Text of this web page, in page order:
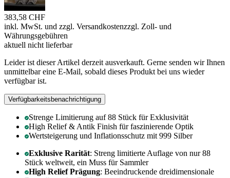
383,58 CHF
inkl. MwSt. und zzgl. Versandkostenzzgl. Zoll- und
Währungsgebühren
aktuell nicht lieferbar
Leider ist dieser Artikel derzeit ausverkauft. Gerne senden wir Ihnen
unmittelbar eine E-Mail, sobald dieses Produkt bei uns wieder
verfügbar ist.
Verfügbarkeitsbenachrichtigung
Strenge Limitierung auf 88 Stück für Exklusivität
High Relief & Antik Finish für faszinierende Optik
Wertsteigerung und Inflationsschutz mit 999 Silber
Exklusive Rarität: Streng limitierte Auflage von nur 88
Stück weltweit, ein Muss für Sammler
High Relief Prägung: Beeindruckende dreidimensionale